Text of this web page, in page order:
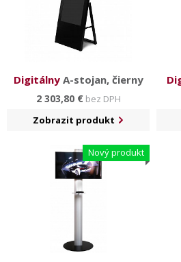
DigitálnyA-stojan, čierny
2 303,80 €bez DPH
Zobrazit produkt
Nový produkt